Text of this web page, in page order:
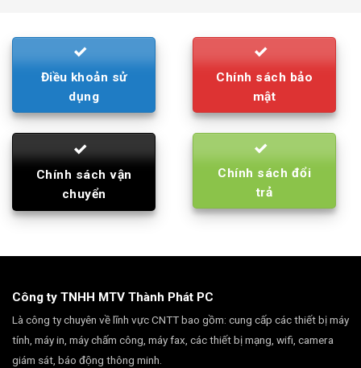
Điều khoản sử
dụng
Chính sách bảo
mật
Chính sách vận
chuyển
Chính sách đổi
trả
Công ty TNHH MTV Thành Phát PC
Là công ty chuyên về lĩnh vực CNTT bao gồm: cung cấp các thiết bị máy
tính, máy in, máy chấm công, máy fax, các thiết bị mạng, wifi, camera
giám sát, báo động thông minh.